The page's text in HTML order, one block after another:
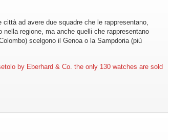
ad avere due squadre che le rappresentano,
regione, ma anche quelli che rappresentano
scelgono il Genoa o la Sampdoria (più
by Eberhard & Co. the only 130 watches are sold